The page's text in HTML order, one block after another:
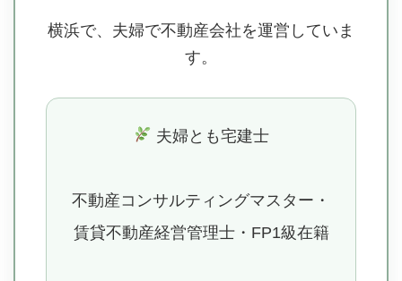
横浜で、夫婦で不動産会社を運営していま
す。
夫婦とも宅建士
不動産コンサルティングマスター・
賃貸不動産経営管理士・FP1級在籍